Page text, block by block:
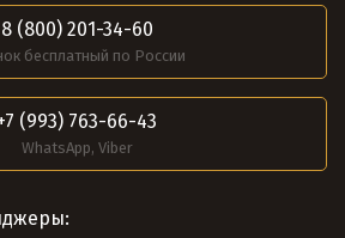
8 (800) 201-34-60
бесплатный по России
(993) 763-66-43
WhatsApp, Viber